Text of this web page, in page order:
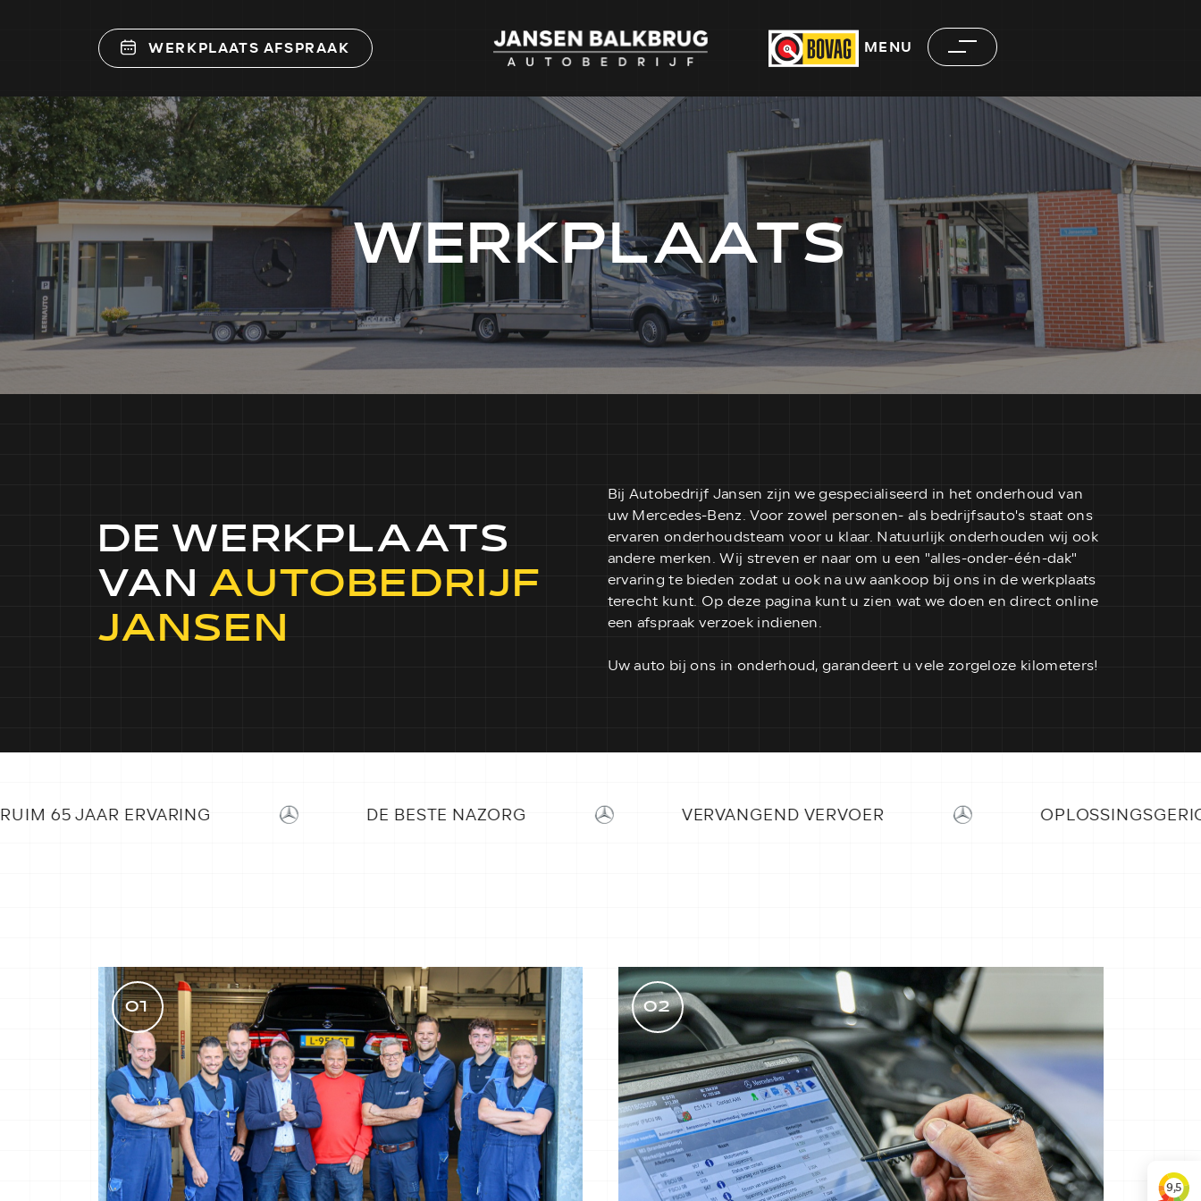
WERKPLAATS AFSPRAAK MENU
WERKPLAATS
DE WERKPLAATS
VANAUTOBEDRIJF
JANSEN
Bij Autobedrijf Jansen zijn we gespecialiseerd in het onderhoud van
uw Mercedes-Benz. Voor zowel personen- als bedrijfsauto's staat ons
ervaren onderhoudsteam voor u klaar. Natuurlijk onderhouden wij ook
andere merken. Wij streven er naar om u een "alles-onder-één-dak"
ervaring te bieden zodat u ook na uw aankoop bij ons in de werkplaats
terecht kunt. Op deze pagina kunt u zien wat we doen en direct online
een afspraak verzoek indienen.
Uw auto bij ons in onderhoud, garandeert u vele zorgeloze kilometers!
DE BESTE NAZORG VERVANGEND VERVOER OPLOSSINGSGERICHT
01 02